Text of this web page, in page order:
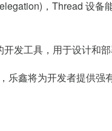
， Thread 设备
发工具，用于设计和
乐鑫将为开发者提供强